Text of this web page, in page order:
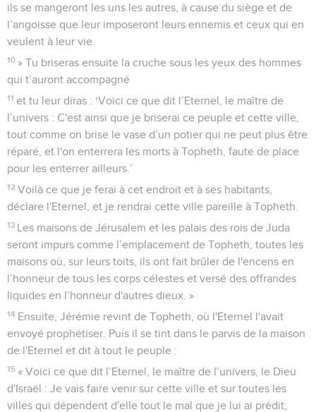
ils se mangeront les uns les autres, à cause du siège et de
l’angoisse que leur imposeront leurs ennemis et ceux qui en
veulent à leur vie.
10 » Tu briseras ensuite la cruche sous les yeux des hommes
qui t’auront accompagné
11 et tu leur diras : ‘Voici ce que dit l’Eternel, le maître de
l’univers : C'est ainsi que je briserai ce peuple et cette ville,
tout comme on brise le vase d’un potier qui ne peut plus être
réparé, et l'on enterrera les morts à Topheth, faute de place
pour les enterrer ailleurs.’
12 Voilà ce que je ferai à cet endroit et à ses habitants,
déclare l'Eternel, et je rendrai cette ville pareille à Topheth.
13 Les maisons de Jérusalem et les palais des rois de Juda
seront impurs comme l’emplacement de Topheth, toutes les
maisons où, sur leurs toits, ils ont fait brûler de l'encens en
l’honneur de tous les corps célestes et versé des offrandes
liquides en l’honneur d'autres dieux. »
14 Ensuite, Jérémie revint de Topheth, où l'Eternel l'avait
envoyé prophétiser. Puis il se tint dans le parvis de la maison
de l'Eternel et dit à tout le peuple :
15 « Voici ce que dit l’Eternel, le maître de l’univers, le Dieu
d'Israël : Je vais faire venir sur cette ville et sur toutes les
villes qui dépendent d'elle tout le mal que je lui ai prédit,